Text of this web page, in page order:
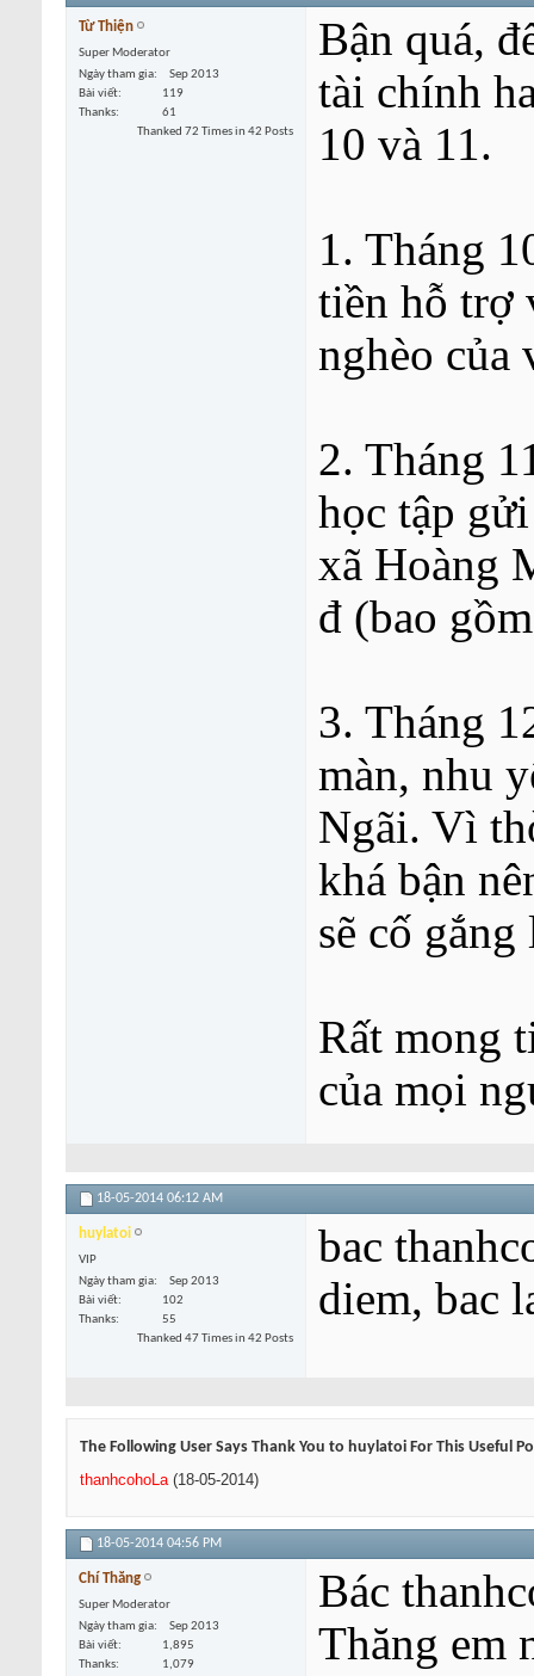
Từ Thiện
Super Moderator
Ngày tham gia
Sep 2013
Bài viết
119
Thanks
61
Thanked 72 Times in 42 Posts
Bận quá,
tài chính
10 và 11.
1. Tháng
tiền hỗ trợ
nghèo của
2. Tháng
học tập
xã Hoàng
đ (bao
3. Tháng
màn, nhu
Ngãi. Vì
khá bận
sẽ cố
Rất mong
của mọi
18-05-2014 06:12 AM
huylatoi
VIP
Ngày tham gia
Sep 2013
Bài viết
102
Thanks
55
Thanked 47 Times in 42 Posts
bac
diem, bac
The Following User Says Thank You to huylatoi For This Useful
thanhcohoLa(18-05-2014)
18-05-2014 04:56 PM
Chí Thăng
Super Moderator
Ngày tham gia
Sep 2013
Bài viết
1,895
Thanks
1,079
Bác
Thăng em